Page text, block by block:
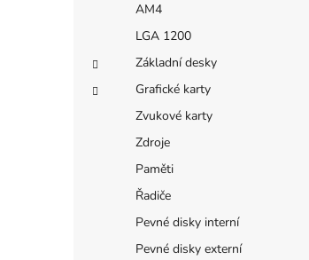
AM4
LGA 1200
Základní desky
Grafické karty
Zvukové karty
Zdroje
Paměti
Řadiče
Pevné disky interní
Pevné disky externí